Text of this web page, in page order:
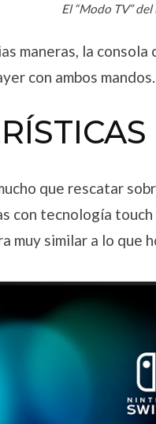
El “Modo TV”
maneras, la
con ambos mandos.
que rescatar
con tecnología
muy similar a lo que